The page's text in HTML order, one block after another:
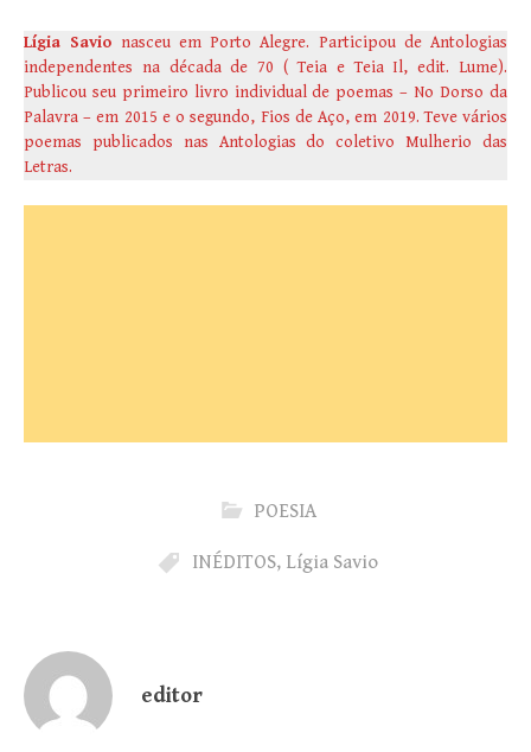
Lígia Savio nasceu em Porto Alegre. Participou de Antologias
independentes na década de 70 ( Teia e Teia Il, edit. Lume).
Publicou seu primeiro livro individual de poemas – No Dorso da
Palavra – em 2015 e o segundo, Fios de Aço, em 2019. Teve vários
poemas publicados nas Antologias do coletivo Mulherio das
Letras.
POESIA
INÉDITOS, Lígia Savio
editor